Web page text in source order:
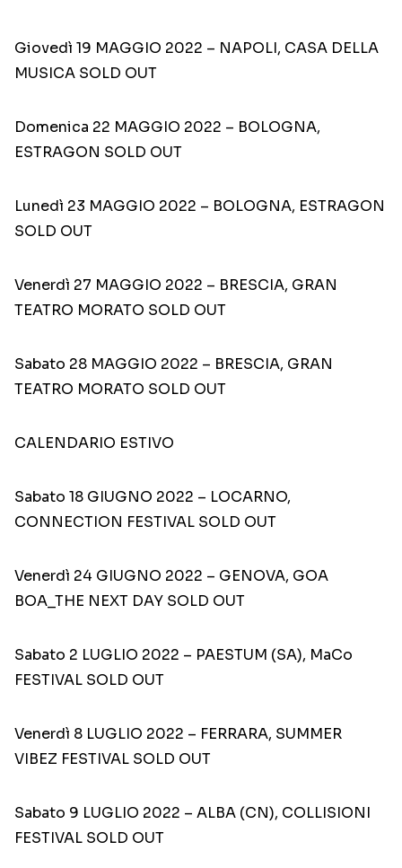
Giovedì 19 MAGGIO 2022 – NAPOLI, CASA DELLA
MUSICA SOLD OUT
Domenica 22 MAGGIO 2022 – BOLOGNA,
ESTRAGON SOLD OUT
Lunedì 23 MAGGIO 2022 – BOLOGNA, ESTRAGON
SOLD OUT
Venerdì 27 MAGGIO 2022 – BRESCIA, GRAN
TEATRO MORATO SOLD OUT
Sabato 28 MAGGIO 2022 – BRESCIA, GRAN
TEATRO MORATO SOLD OUT
CALENDARIO ESTIVO
Sabato 18 GIUGNO 2022 – LOCARNO,
CONNECTION FESTIVAL SOLD OUT
Venerdì 24 GIUGNO 2022 – GENOVA, GOA
BOA_THE NEXT DAY SOLD OUT
Sabato 2 LUGLIO 2022 – PAESTUM (SA), MaCo
FESTIVAL SOLD OUT
Venerdì 8 LUGLIO 2022 – FERRARA, SUMMER
VIBEZ FESTIVAL SOLD OUT
Sabato 9 LUGLIO 2022 – ALBA (CN), COLLISIONI
FESTIVAL SOLD OUT